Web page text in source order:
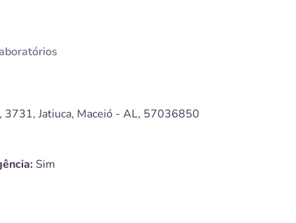
Jatiuca, Maceió - AL, 57036850
Sim